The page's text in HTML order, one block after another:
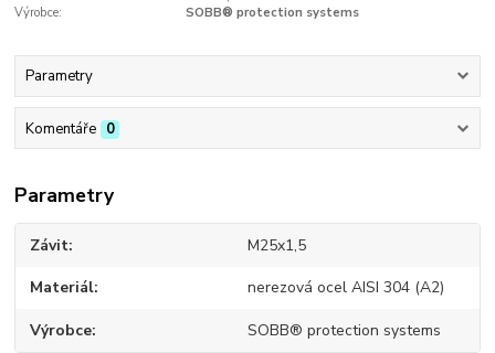
Výrobce:
SOBB® protection systems
Parametry
Komentáře 0
Parametry
Závit M25x1,5
Materiál nerezová ocel AISI 304 (A2)
Výrobce SOBB® protection systems